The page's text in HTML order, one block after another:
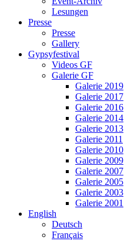
Lesungen
Presse
Presse
Gallery
Gypsyfestival
Videos GF
Galerie GF
Galerie 2019
Galerie 2017
Galerie 2016
Galerie 2014
Galerie 2013
Galerie 2011
Galerie 2010
Galerie 2009
Galerie 2007
Galerie 2005
Galerie 2003
Galerie 2001
English
Deutsch
Français